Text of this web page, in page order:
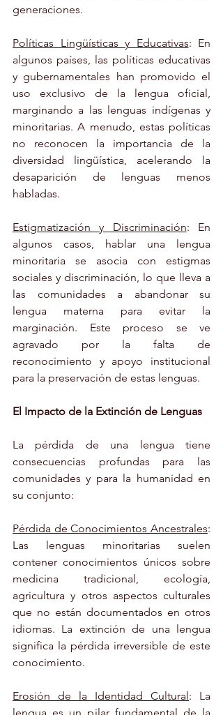
generaciones.
Políticas Lingüísticas y Educativas: En
algunos países, las políticas educativas
y gubernamentales han promovido el
uso exclusivo de la lengua oficial,
marginando a las lenguas indígenas y
minoritarias. A menudo, estas políticas
no reconocen la importancia de la
diversidad lingüística, acelerando la
desaparición de lenguas menos
habladas.
Estigmatización y Discriminación: En
algunos casos, hablar una lengua
minoritaria se asocia con estigmas
sociales y discriminación, lo que lleva a
las comunidades a abandonar su
lengua materna para evitar la
marginación. Este proceso se ve
agravado por la falta de
reconocimiento y apoyo institucional
para la preservación de estas lenguas.
El Impacto de la Extinción de Lenguas
La pérdida de una lengua tiene
consecuencias profundas para las
comunidades y para la humanidad en
su conjunto:
Pérdida de Conocimientos Ancestrales:
Las lenguas minoritarias suelen
contener conocimientos únicos sobre
medicina tradicional, ecología,
agricultura y otros aspectos culturales
que no están documentados en otros
idiomas. La extinción de una lengua
significa la pérdida irreversible de este
conocimiento.
Erosión de la Identidad Cultural: La
lengua es un pilar fundamental de la